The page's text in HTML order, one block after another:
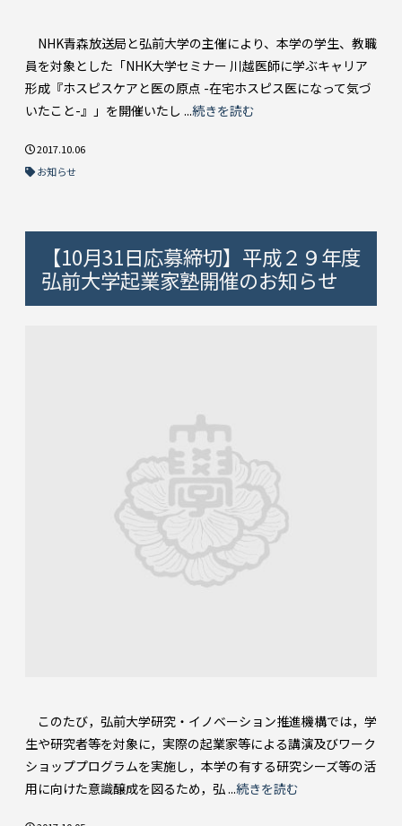
NHK青森放送局と弘前大学の主催により、本学の学生、教職
員を対象とした「NHK大学セミナー 川越医師に学ぶキャリア
形成『ホスピスケアと医の原点 -在宅ホスピス医になって気づ
いたこと-』」を開催いたし ...続きを読む
2017.10.06
お知らせ
【10月31日応募締切】平成２９年度
弘前大学起業家塾開催のお知らせ
このたび，弘前大学研究・イノベーション推進機構では，学
生や研究者等を対象に，実際の起業家等による講演及びワーク
ショッププログラムを実施し，本学の有する研究シーズ等の活
用に向けた意識醸成を図るため，弘 ...続きを読む